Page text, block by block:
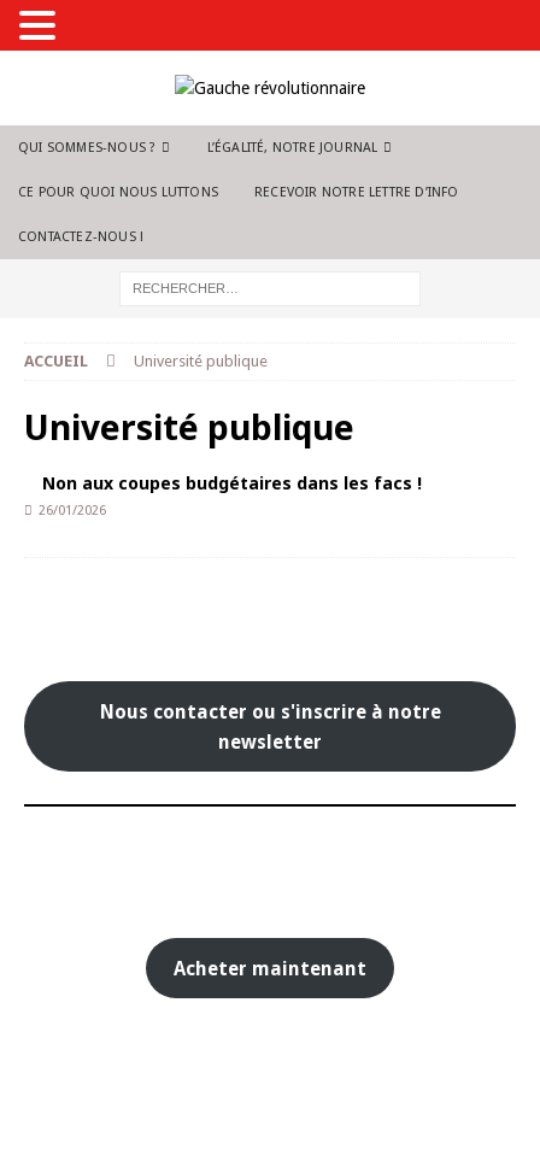
QUI SOMMES-NOUS ? L’ÉGALITÉ, NOTRE JOURNAL
CE POUR QUOI NOUS LUTTONS RECEVOIR NOTRE LETTRE D’INFO
CONTACTEZ-NOUS !
ACCUEIL Université publique
Université publique
Non aux coupes budgétaires dans les facs !
26/01/2026
Nous contacter ou s'inscrire à notre
newsletter
Acheter maintenant